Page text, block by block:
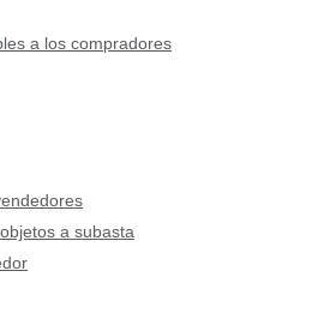
a los compradores
a subasta